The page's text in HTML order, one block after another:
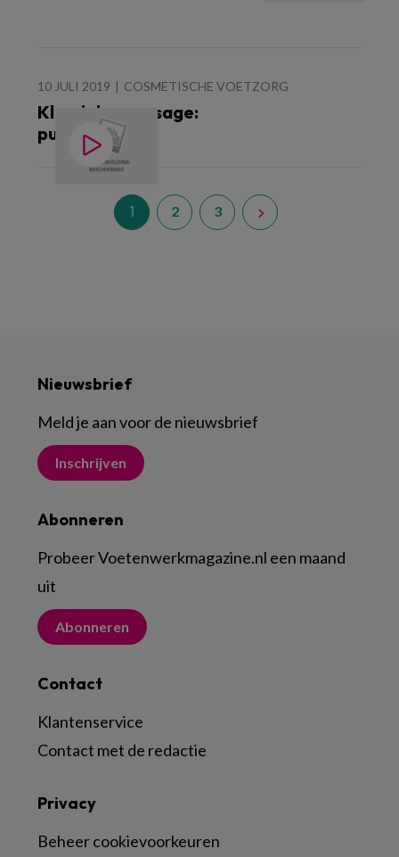
10 JULI 2019 COSMETISCHE VOETZORG
Klassieke massage:
puncteren
1 2 3
Nieuwsbrief
Meld je aan voor de nieuwsbrief
Inschrijven
Abonneren
Probeer Voetenwerkmagazine.nl een maand
uit
Abonneren
Contact
Klantenservice
Contact met de redactie
Privacy
Beheer cookievoorkeuren